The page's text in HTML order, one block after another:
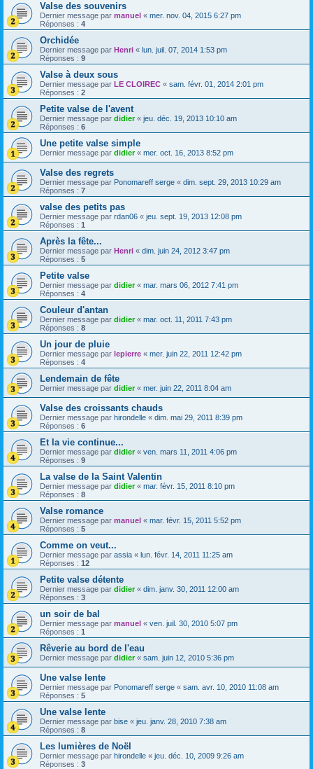
Valse des souvenirs
Dernier message par manuel « mer. nov. 04, 2015 6:27 pm
Réponses : 4
Orchidée
Dernier message par Henri « lun. juil. 07, 2014 1:53 pm
Réponses : 9
Valse à deux sous
Dernier message par LE CLOIREC « sam. févr. 01, 2014 2:01 pm
Réponses : 2
Petite valse de l'avent
Dernier message par didier« jeu. déc. 19, 2013 10:10 am
Réponses : 6
Une petite valse simple
Dernier message par didier« mer. oct. 16, 2013 8:52 pm
Valse des regrets
Dernier message par Ponomareff serge « dim. sept. 29, 2013 10:29 am
Réponses : 7
valse des petits pas
Dernier message par rdan06 « jeu. sept. 19, 2013 12:08 pm
Réponses : 1
Après la fête...
Dernier message par Henri « dim. juin 24, 2012 3:47 pm
Réponses : 5
Petite valse
Dernier message par didier« mar. mars 06, 2012 7:41 pm
Réponses : 4
Couleur d'antan
Dernier message par didier« mar. oct. 11, 2011 7:43 pm
Réponses : 8
Un jour de pluie
Dernier message par lepierre « mer. juin 22, 2011 12:42 pm
Réponses : 4
Lendemain de fête
Dernier message par didier« mer. juin 22, 2011 8:04 am
Valse des croissants chauds
Dernier message par hirondelle « dim. mai 29, 2011 8:39 pm
Réponses : 6
Et la vie continue...
Dernier message par didier« ven. mars 11, 2011 4:06 pm
Réponses : 9
La valse de la Saint Valentin
Dernier message par didier« mar. févr. 15, 2011 8:10 pm
Réponses : 8
Valse romance
Dernier message par manuel « mar. févr. 15, 2011 5:52 pm
Réponses : 5
Comme on veut...
Dernier message par assia « lun. févr. 14, 2011 11:25 am
Réponses : 12
Petite valse détente
Dernier message par didier« dim. janv. 30, 2011 12:00 am
Réponses : 3
un soir de bal
Dernier message par manuel « ven. juil. 30, 2010 5:07 pm
Réponses : 1
Rêverie au bord de l'eau
Dernier message par didier« sam. juin 12, 2010 5:36 pm
Une valse lente
Dernier message par Ponomareff serge « sam. avr. 10, 2010 11:08 am
Réponses : 5
Une valse lente
Dernier message par bise « jeu. janv. 28, 2010 7:38 am
Réponses : 8
Les lumières de Noël
Dernier message par hirondelle « jeu. déc. 10, 2009 9:26 am
Réponses : 3